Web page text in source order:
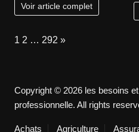
Voir article complet
Page:
1 2 … 292 Next
»
Copyright © 2026 les besoins
professionnelle. All rights
Achats Agriculture